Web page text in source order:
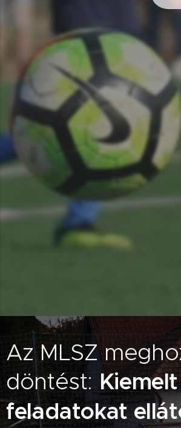
Az MLSZ
döntést:Kiemelt
feladatokat